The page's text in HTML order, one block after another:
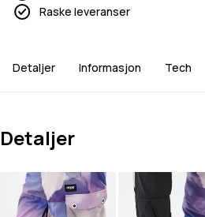
Raske leveranser
Detaljer Informasjon Tech
Detaljer